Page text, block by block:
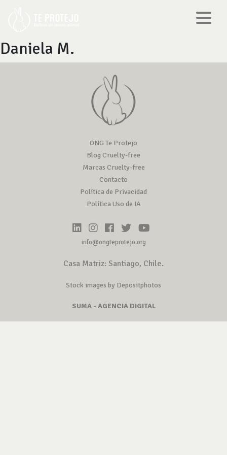
Daniela M.
ONG Te Protejo
Blog Cruelty-free
Marcas Cruelty-free
Contacto
Política de Privacidad
Política Uso de IA
info@ongteprotejo.org
Casa Matriz: Santiago, Chile.
Stock images by Depositphotos
SUMA - AGENCIA DIGITAL